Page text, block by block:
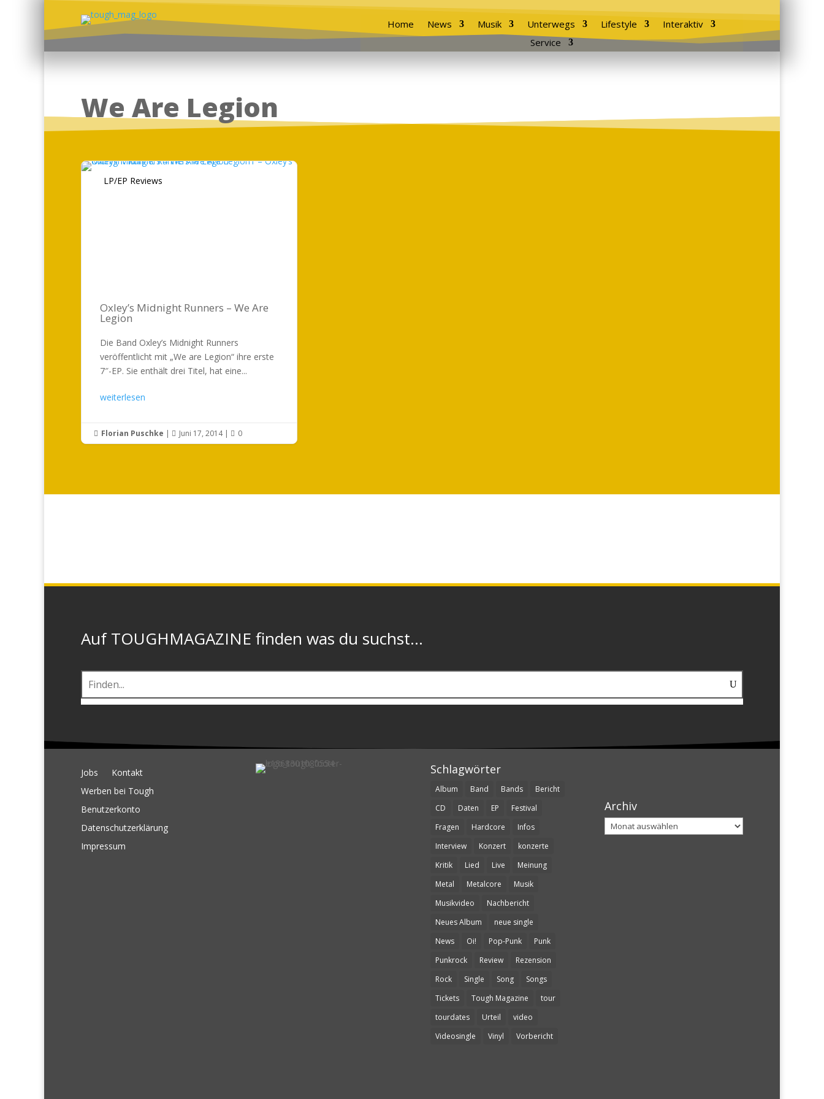
Home News Musik Unterwegs Lifestyle
Interaktiv
Service
We Are Legion
LP/EP Reviews
Oxley’s Midnight Runners – We Are
Legion
Die Band Oxley’s Midnight Runners
veröffentlicht mit „We are Legion“ ihre erste
7″-EP. Sie enthält drei Titel, hat eine...
weiterlesen
 Florian Puschke |  Juni 17, 2014|  0
Auf TOUGHMAGAZINE finden was du suchst...
Jobs
Kontakt
Werben bei Tough
Benutzerkonto
Datenschutzerklärung
Impressum
Schlagwörter
Album Band Bands
Bericht
CD
Daten EP
Festival
Fragen
Hardcore
Infos
Interview
Konzert
konzerte
Kritik
Lied Live
Meinung
Metal
Metalcore
Musik
Musikvideo
Nachbericht
Neues Album
neue single
News
Oi! Pop-Punk
Punk
Punkrock
Review
Rezension
Rock
Single Song
Songs
Tickets
Tough Magazine
tour
tourdates
Urteil
video
Videosingle
Vinyl Vorbericht
Archiv
Archiv